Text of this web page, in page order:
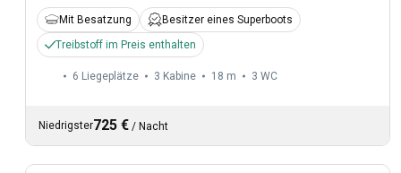
Mit Besatzung
Besitzer eines Superboots
Treibstoff im Preis enthalten
6 Liegeplätze 3 Kabine 18 m 3 WC
Niedrigster725 € / Nacht